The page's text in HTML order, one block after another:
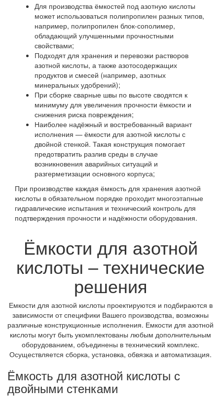
Для производства ёмкостей под азотную кислоты
может использоваться полипропилен разных типов,
например, полипропилен блок-сополимер,
обладающий улучшенными прочностными
свойствами;
Подходят для хранения и перевозки растворов
азотной кислоты, а также азотосодержащих
продуктов и смесей (например, азотных
минеральных удобрений);
При сборке сварные швы по высоте сводятся к
минимуму для увеличения прочности ёмкости и
снижения риска повреждения;
Наиболее надёжный и востребованный вариант
исполнения — ёмкости для азотной кислоты с
двойной стенкой. Такая конструкция помогает
предотвратить разлив среды в случае
возникновения аварийных ситуаций и
разгерметизации основного корпуса;
При производстве каждая ёмкость для хранения азотной
кислоты в обязательном порядке проходит многоэтапные
гидравлические испытания и технический контроль для
подтверждения прочности и надёжности оборудования.
Ёмкости для азотной
кислоты – технические
решения
Емкости для азотной кислоты проектируются и подбираются в
зависимости от специфики Вашего производства, возможны
различные конструкционные исполнения. Емкости для азотной
кислоты могут быть укомплектованы любым дополнительным
оборудованием, объединены в технический комплекс.
Осуществляется сборка, установка, обвязка и автоматизация.
Ёмкость для азотной кислоты с
двойными стенками